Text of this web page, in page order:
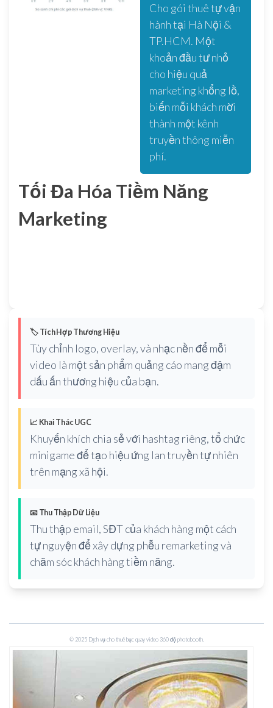
Cho gói thuê tự vận
hành tại Hà Nội &
TP.HCM. Một
khoản đầu tư nhỏ
cho hiệu quả
marketing khổng lồ,
biến mỗi khách mời
thành một kênh
truyền thông miễn
phí.
Tối Đa Hóa Tiềm Năng
Marketing
🏷️ Tích Hợp Thương Hiệu
Tùy chỉnh logo, overlay, và nhạc nền để mỗi
video là một sản phẩm quảng cáo mang đậm
dấu ấn thương hiệu của bạn.
📈 Khai Thác UGC
Khuyến khích chia sẻ với hashtag riêng, tổ chức
minigame để tạo hiệu ứng lan truyền tự nhiên
trên mạng xã hội.
📧 Thu Thập Dữ Liệu
Thu thập email, SĐT của khách hàng một cách
tự nguyện để xây dựng phễu remarketing và
chăm sóc khách hàng tiềm năng.
© 2025 Dịch vụ cho thuê bục quay video 360 độ photobooth.